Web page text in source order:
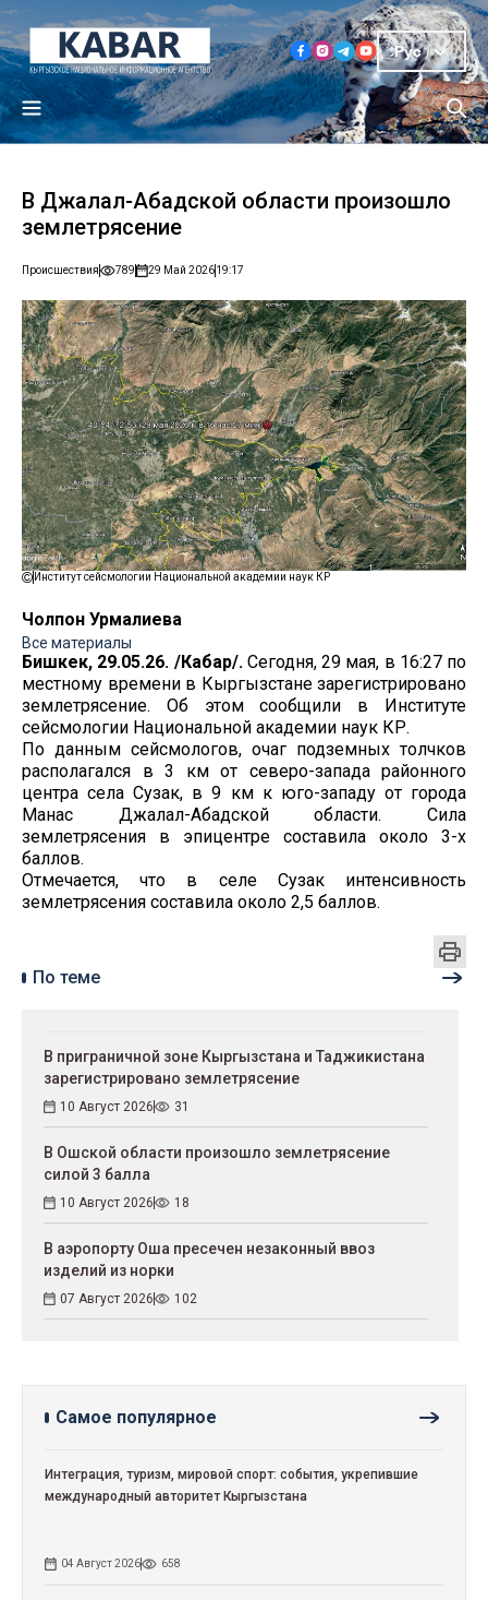
Рус
В Джалал-Абадской области произошло
землетрясение
Происшествия 789 29 Май 202619:17
Институт сейсмологии Национальной академии наук КР
Чолпон Урмалиева
Все материалы
Бишкек, 29.05.26. /Кабар/.Сегодня, 29 мая, в 16:27 по
местному времени в Кыргызстане зарегистрировано
землетрясение. Об этом сообщили в Институте
сейсмологии Национальной академии наук КР.
По данным сейсмологов, очаг подземных толчков
располагался в 3 км от северо-запада районного
центра села Сузак, в 9 км к юго-западу от города
Манас Джалал-Абадской области. Сила
землетрясения в эпицентре составила около 3-х
баллов.
Отмечается, что в селе Сузак интенсивность
землетрясения составила около 2,5 баллов.
По теме
В приграничной зоне Кыргызстана и Таджикистана
зарегистрировано землетрясение
10 Август 2026 31
В Ошской области произошло землетрясение
силой 3 балла
10 Август 2026 18
В аэропорту Оша пресечен незаконный ввоз
изделий из норки
07 Август 2026 102
Самое популярное
Интеграция, туризм, мировой спорт: события, укрепившие
международный авторитет Кыргызстана
04 Август 2026 658